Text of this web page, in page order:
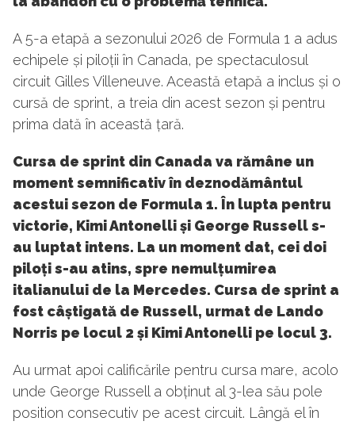
A 5-a etapă a sezonului 2026 de Formula 1 a adus
echipele și piloții în Canada, pe spectaculosul
circuit Gilles Villeneuve. Această etapă a inclus și o
cursă de sprint, a treia din acest sezon și pentru
prima dată în această țară.
Cursa de sprint din Canada va rămâne un
moment semnificativ în deznodământul
acestui sezon de Formula 1. În lupta pentru
victorie, Kimi Antonelli și George Russell s-
au luptat intens. La un moment dat, cei doi
piloți s-au atins, spre nemulțumirea
italianului de la Mercedes. Cursa de sprint a
fost câștigată de Russell, urmat de Lando
Norris pe locul 2 și Kimi Antonelli pe locul 3.
Au urmat apoi calificările pentru cursa mare, acolo
unde George Russell a obținut al 3-lea său pole
position consecutiv pe acest circuit. Lângă el în